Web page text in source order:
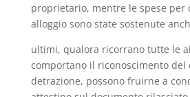
proprietario, mentre le spese per
alloggio sono state sostenute
ultimi, qualora ricorrano tutte le
comportano il riconoscimento del
detrazione, possono fruirne a